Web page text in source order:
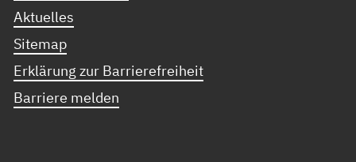
Aktuelles
Sitemap
Erklärung zur Barrierefreiheit
Barriere melden